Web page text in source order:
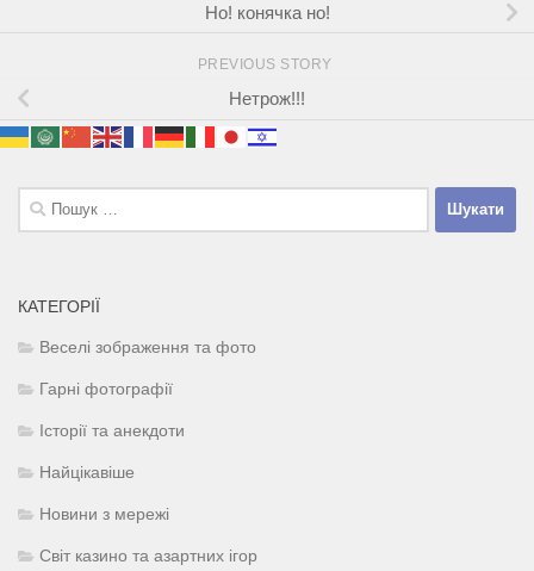
Но! конячка но!
PREVIOUS STORY
Нетрож!!!
Пошук:
КАТЕГОРІЇ
Веселі зображення та фото
Гарні фотографії
Історії та анекдоти
Найцікавіше
Новини з мережі
Світ казино та азартних ігор